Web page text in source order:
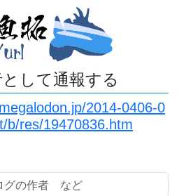
して通報する
2014-0406-0
b/res/19470836.htm